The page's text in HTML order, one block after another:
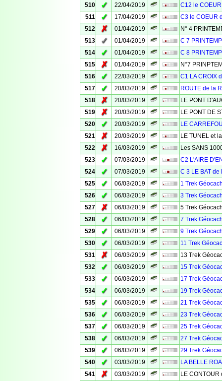
510
✓ 22/04/2019
C12 le
511
✓ 17/04/2019
C3 le COEUR
512
✗ 01/04/2019
N° 4
513
✓ 01/04/2019
C 7
514
✓ 01/04/2019
C 8
515
✗ 01/04/2019
N°7
516
✓ 22/03/2019
C1 LA CROIX
517
✓ 20/03/2019
ROUTE de la
518
✗ 20/03/2019
LE PONT
519
✗ 20/03/2019
LE PONT DE
520
✓ 20/03/2019
LE
521
✗ 20/03/2019
LE TUNEL et
522
✗ 16/03/2019
Les SANS
523
✓ 07/03/2019
C2 L'AIRE
524
✓ 07/03/2019
C 3 LE BAT de
525
✓ 06/03/2019
1 Trek
526
✓ 06/03/2019
3 Trek
527
✗ 06/03/2019
5 Trek
528
✓ 06/03/2019
7 Trek
529
✓ 06/03/2019
9 Trek
530
✓ 06/03/2019
11 Trek
531
✗ 06/03/2019
13 Trek
532
✓ 06/03/2019
15 Trek
533
✓ 06/03/2019
17 Trek
534
✓ 06/03/2019
19 Trek
535
✓ 06/03/2019
21 Trek
536
✓ 06/03/2019
23 Trek
537
✓ 06/03/2019
25 Trek
538
✓ 06/03/2019
27 Trek
539
✓ 06/03/2019
29 Trek
540
✓ 03/03/2019
LA BELLE
541
✗ 03/03/2019
LE